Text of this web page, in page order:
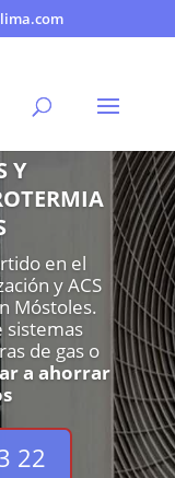
Y
en el
y ACS
Móstoles.
sistemas
de gas o
a ahorrar
22